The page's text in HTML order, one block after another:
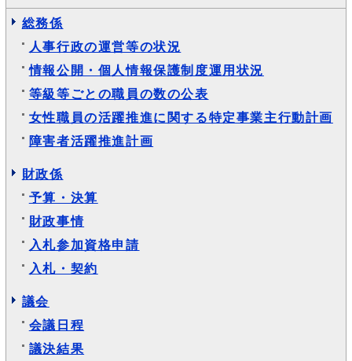
総務係
人事行政の運営等の状況
情報公開・個人情報保護制度運用状況
等級等ごとの職員の数の公表
女性職員の活躍推進に関する特定事業主行動計画
障害者活躍推進計画
財政係
予算・決算
財政事情
入札参加資格申請
入札・契約
議会
会議日程
議決結果